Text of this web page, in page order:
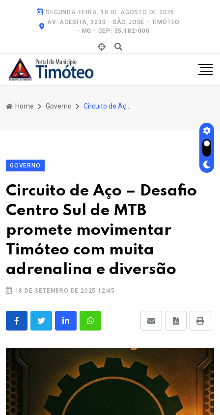
SEGUNDA-FEIRA, 10 DE AGOSTO DE 2026
AV. ACESITA, 3230 - SÃO JOSÉ - TIMÓTEO
- MG - CEP: 35.182-000
Home Governo
GOVERNO
Circuito de Aço – Desafio
Centro Sul de MTB
promete movimentar
Timóteo com muita
adrenalina e diversão
18 DE SETEMBRO DE 2025 12:45